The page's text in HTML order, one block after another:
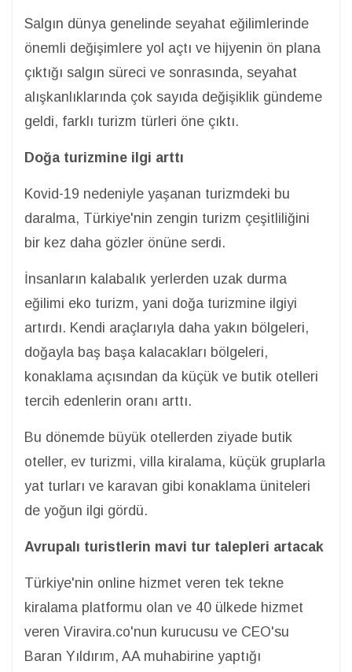
Salgın dünya genelinde seyahat eğilimlerinde
önemli değişimlere yol açtı ve hijyenin ön plana
çıktığı salgın süreci ve sonrasında, seyahat
alışkanlıklarında çok sayıda değişiklik gündeme
geldi, farklı turizm türleri öne çıktı.
Doğa turizmine ilgi arttı
Kovid-19 nedeniyle yaşanan turizmdeki bu
daralma, Türkiye'nin zengin turizm çeşitliliğini
bir kez daha gözler önüne serdi.
İnsanların kalabalık yerlerden uzak durma
eğilimi eko turizm, yani doğa turizmine ilgiyi
artırdı. Kendi araçlarıyla daha yakın bölgeleri,
doğayla baş başa kalacakları bölgeleri,
konaklama açısından da küçük ve butik otelleri
tercih edenlerin oranı arttı.
Bu dönemde büyük otellerden ziyade butik
oteller, ev turizmi, villa kiralama, küçük gruplarla
yat turları ve karavan gibi konaklama üniteleri
de yoğun ilgi gördü.
Avrupalı turistlerin mavi tur talepleri artacak
Türkiye'nin online hizmet veren tek tekne
kiralama platformu olan ve 40 ülkede hizmet
veren Viravira.co'nun kurucusu ve CEO'su
Baran Yıldırım, AA muhabirine yaptığı